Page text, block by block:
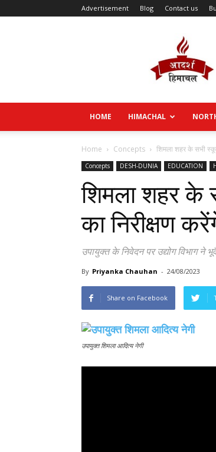
Advertisement Blog Contact us
HOME HIMACHAL
Home Concepts शिमला शहर के सभी
Concepts DESH-DUNIA EDUCATION
शिमला शहर के
का निरीक्षण
उपायुक्त के निवेदन पर उद्योग विभाग ने
By Priyanka Chauhan - 24/08/2023
Share on Facebook
उपायुक्त शिमला आदित्य नेगी